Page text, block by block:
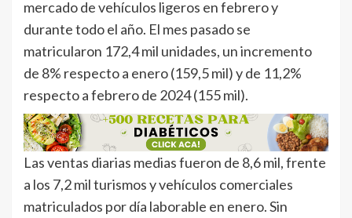
mercado de vehículos ligeros en febrero y
durante todo el año. El mes pasado se
matricularon 172,4 mil unidades, un incremento
de 8% respecto a enero (159,5 mil) y de 11,2%
respecto a febrero de 2024 (155 mil).
Las ventas diarias medias fueron de 8,6 mil, frente
a los 7,2 mil turismos y vehículos comerciales
matriculados por día laborable en enero. Sin